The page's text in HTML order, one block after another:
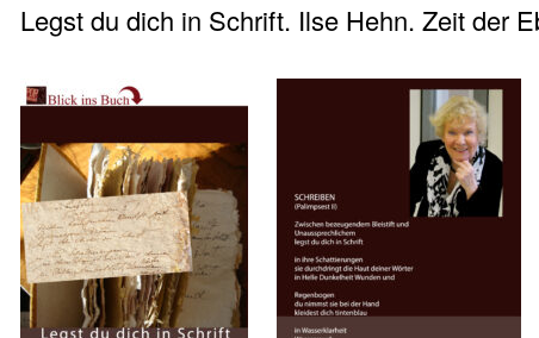
Legst du dich in Schrift. Ilse Hehn. Zeit der